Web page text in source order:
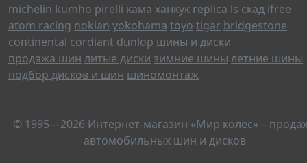
michelin kumho pirelli кама ханкук replica ls скад ifree
atom racing nokian yokohama toyo tigar bridgestone
continental cordiant dunlop шины и диски
продажа шин литые диски зимние шины летние шины
подбор дисков и шин шиномонтаж
© 1995—2026 Интернет-магазин «Мир колес» –
автомобильных шин и дисков